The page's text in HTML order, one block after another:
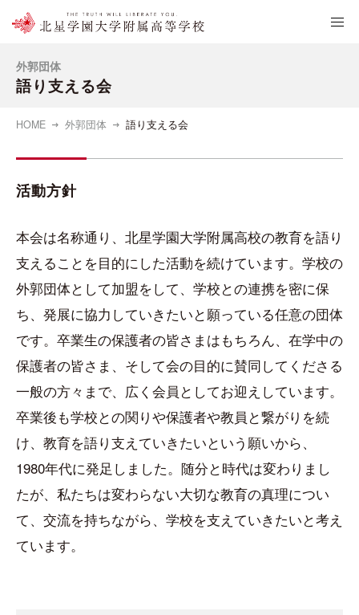
外郭団体
語り支える会
HOME 外郭団体 語り支える会
活動方針
本会は名称通り、北星学園大学附属高校の教育を語り
支えることを目的にした活動を続けています。学校の
外郭団体として加盟をして、学校との連携を密に保
ち、発展に協力していきたいと願っている任意の団体
です。卒業生の保護者の皆さまはもちろん、在学中の
保護者の皆さま、そして会の目的に賛同してくださる
一般の方々まで、広く会員としてお迎えしています。
卒業後も学校との関りや保護者や教員と繋がりを続
け、教育を語り支えていきたいという願いから、
1980年代に発足しました。随分と時代は変わりまし
たが、私たちは変わらない大切な教育の真理につい
て、交流を持ちながら、学校を支えていきたいと考え
ています。